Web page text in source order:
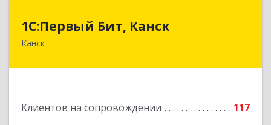
1С:Первый Бит, Канск
Канск
Клиентов на сопровождении 117